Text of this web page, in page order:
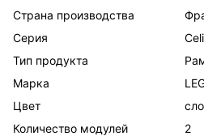
Страна производства
Серия
Тип продукта
Марка
Цвет
Количество модулей
2